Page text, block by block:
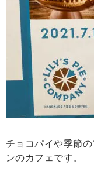
チョコパイや季節
ンのカフェです。